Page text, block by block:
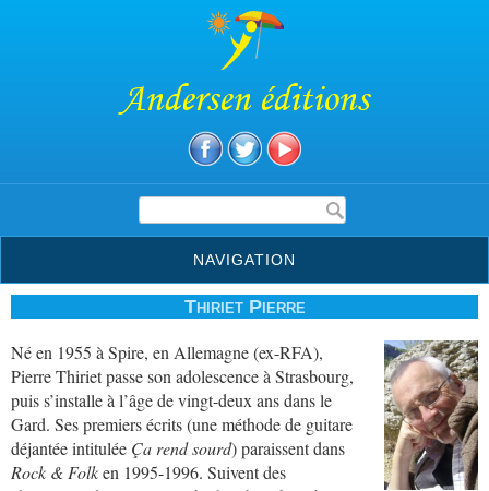
Andersen éditions
Formulaire de recherche
NAVIGATION
Thiriet Pierre
Né en 1955 à Spire, en Allemagne (ex-RFA),
Pierre Thiriet passe son adolescence à Strasbourg,
puis s’installe à l’âge de vingt-deux ans dans le
Gard. Ses premiers écrits (une méthode de guitare
déjantée intitulée Ça rend sourd) paraissent dans
Rock & Folken 1995-1996. Suivent des